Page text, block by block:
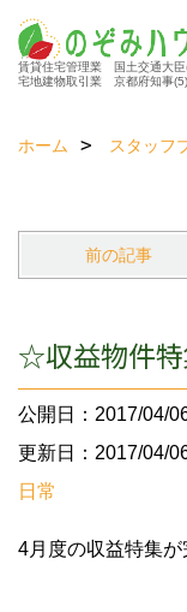
賃貸住宅管理業 国土交通大
宅地建物取引業 京都府知事
ホーム スタッフ
前の記事
☆収益物件
公開日：2017/04/
更新日：2017/04/
日常
4月度の収益特集が